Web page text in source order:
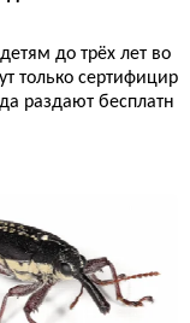
до трёх лет во
только сертифицир
раздают бесплатн